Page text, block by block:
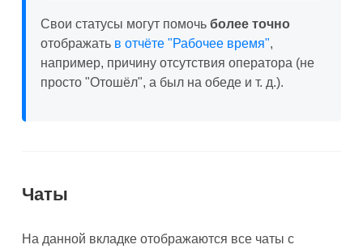
Свои статусы могут помочь более точно
отображать в отчёте "Рабочее время",
например, причину отсутствия оператора (не
просто "Отошёл", а был на обеде и т. д.).
Чаты
На данной вкладке отображаются все чаты с